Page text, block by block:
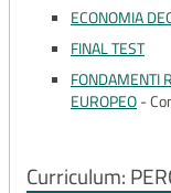
ECONOMIA
FINAL TEST
FONDAMENTI
EUROPEO-
Curriculum: